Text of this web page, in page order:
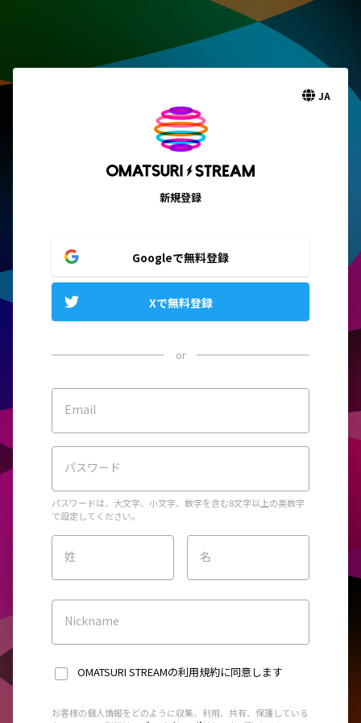
JA
新規登録
Googleで無料登録
Xで無料登録
or
Email
パスワード
パスワードは、大文字、小文字、数字を含む8文字以上の英数字
で設定してください。
姓 名
Nickname
OMATSURI STREAMの利用規約に同意します
お客様の個人情報をどのように収集、利用、共有、保護している